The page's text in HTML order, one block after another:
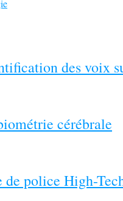
des voix
cérébrale
police High-